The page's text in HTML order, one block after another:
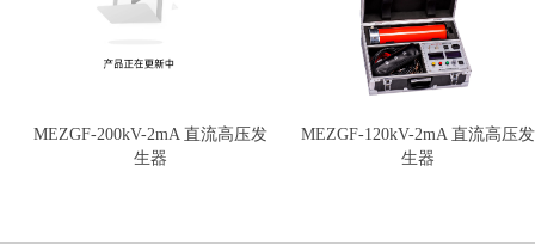
MEZGF-200kV-2mA 直流高压发
生器
MEZGF-120kV-2mA 直流高压发
生器